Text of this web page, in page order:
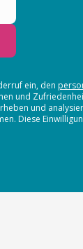
ein, den
und
und
Diese